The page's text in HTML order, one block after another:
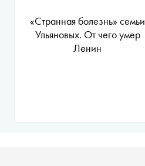
«Странная болезнь» семьи
Ульяновых. От чего умер
Ленин